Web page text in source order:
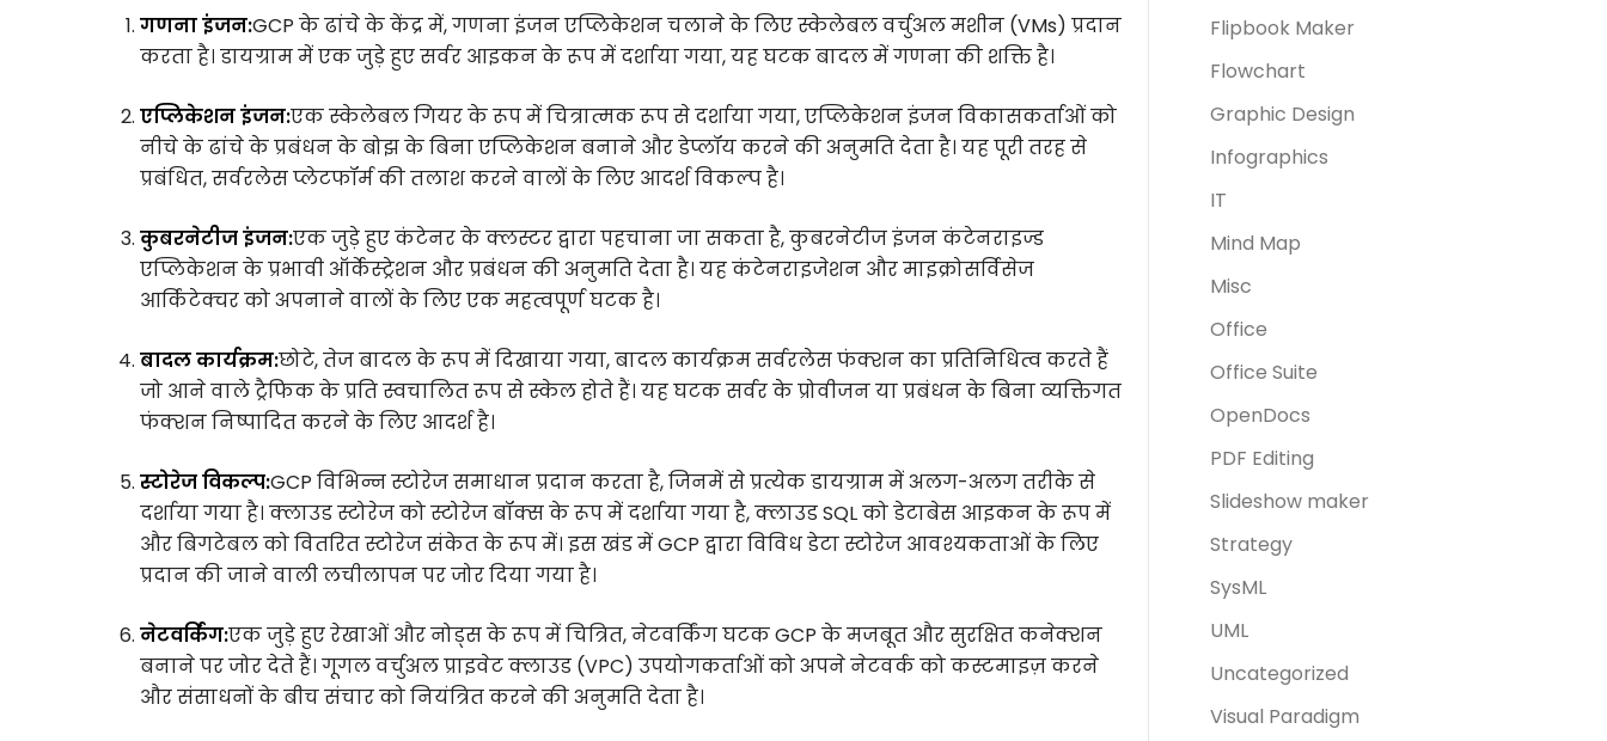
गणना इंजन:GCP के ढांचे के केंद्र में, गणना इंजन एप्लिकेशन चलाने के लिए स्केलेबल वर्चुअल मशीन (VMs) प्रदान
करता है। डायग्राम में एक जुड़े हुए सर्वर आइकन के रूप में दर्शाया गया, यह घटक बादल में गणना की शक्ति है।
एप्लिकेशन इंजन:एक स्केलेबल गियर के रूप में चित्रात्मक रूप से दर्शाया गया, एप्लिकेशन इंजन विकासकर्ताओं को
नीचे के ढांचे के प्रबंधन के बोझ के बिना एप्लिकेशन बनाने और डेप्लॉय करने की अनुमति देता है। यह पूरी तरह से
प्रबंधित, सर्वरलेस प्लेटफॉर्म की तलाश करने वालों के लिए आदर्श विकल्प है।
कुबरनेटीज इंजन:एक जुड़े हुए कंटेनर के क्लस्टर द्वारा पहचाना जा सकता है, कुबरनेटीज इंजन कंटेनराइज्ड
एप्लिकेशन के प्रभावी ऑर्केस्ट्रेशन और प्रबंधन की अनुमति देता है। यह कंटेनराइजेशन और माइक्रोसर्विसेज
आर्किटेक्चर को अपनाने वालों के लिए एक महत्वपूर्ण घटक है।
बादल कार्यक्रम:छोटे, तेज बादल के रूप में दिखाया गया, बादल कार्यक्रम सर्वरलेस फंक्शन का प्रतिनिधित्व करते हैं
जो आने वाले ट्रैफिक के प्रति स्वचालित रूप से स्केल होते हैं। यह घटक सर्वर के प्रोवीजन या प्रबंधन के बिना व्यक्तिगत
फंक्शन निष्पादित करने के लिए आदर्श है।
स्टोरेज विकल्प:GCP विभिन्न स्टोरेज समाधान प्रदान करता है, जिनमें से प्रत्येक डायग्राम में अलग-अलग तरीके से
दर्शाया गया है। क्लाउड स्टोरेज को स्टोरेज बॉक्स के रूप में दर्शाया गया है, क्लाउड SQL को डेटाबेस आइकन के रूप में
और बिगटेबल को वितरित स्टोरेज संकेत के रूप में। इस खंड में GCP द्वारा विविध डेटा स्टोरेज आवश्यकताओं के लिए
प्रदान की जाने वाली लचीलापन पर जोर दिया गया है।
नेटवर्किंग:एक जुड़े हुए रेखाओं और नोड्स के रूप में चित्रित, नेटवर्किंग घटक GCP के मजबूत और सुरक्षित कनेक्शन
बनाने पर जोर देते हैं। गूगल वर्चुअल प्राइवेट क्लाउड (VPC) उपयोगकर्ताओं को अपने नेटवर्क को कस्टमाइज़ करने
और संसाधनों के बीच संचार को नियंत्रित करने की अनुमति देता है।
Flipbook Maker
Flowchart
Graphic Design
Infographics
IT
Mind Map
Misc
Office
Office Suite
OpenDocs
PDF Editing
Slideshow maker
Strategy
SysML
UML
Uncategorized
Visual Paradigm